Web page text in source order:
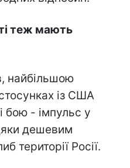
теж мають
найбільшою
із США
бою - імпульс у
дешевим
території Росії.